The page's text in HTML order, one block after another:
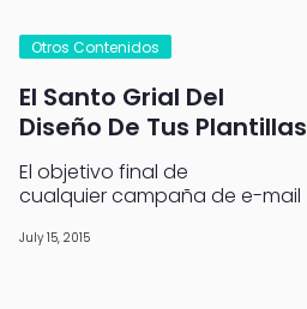
Otros Contenidos
El Santo Grial Del
Diseño De Tus Plantillas
De Correo Electrónico
Para Obtener
Conversiones
El objetivo final de
cualquier campaña de e-mail
conversión, por lo que tus
July 15, 2015